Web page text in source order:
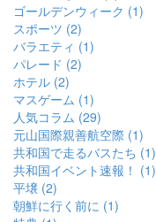
ゴールデンウィーク (1)
スポーツ (2)
バラエティ (1)
パレード (2)
ホテル (2)
マスゲーム (1)
人気コラム (29)
元山国際親善航空際 (1)
共和国で走るバスたち (1)
共和国イベント速報！ (1)
平壌 (2)
朝鮮に行く前に (1)